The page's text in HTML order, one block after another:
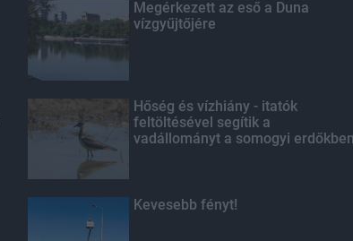
Megérkezett az eső a Duna
vízgyűjtőjére
Hőség és vízhiány - itatók
feltöltésével segítik a
vadállományt a somogyi erdőkben
Kevesebb fényt!